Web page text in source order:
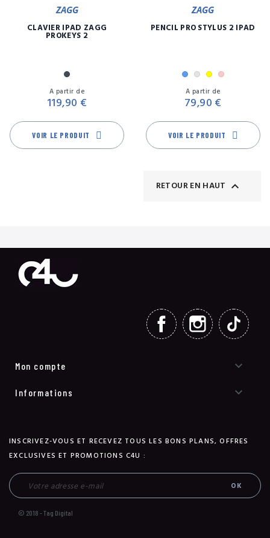
ZAGG
CLAVIER IPAD ZAGG
PROKEYS 2
Noir
A partir de
119,90 €
VOIR LE PRODUIT
ZAGG
PENCIL PRO STYLUS 2 IPAD
BleuGrisJauneRose
A partir de
79,90 €
VOIR LE PRODUIT
RETOUR EN HAUT 
FACEBOOK INSTAGRAM
Mon compte 
Informations 
INSCRIVEZ-VOUS ET RECEVEZ TOUS LES BONS PLANS, OFFRES
EXCLUSIVES ET PROMOTIONS C4U :
© 2018 - Tag Digital